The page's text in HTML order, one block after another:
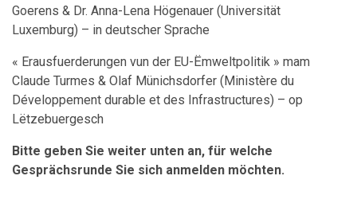
Goerens & Dr. Anna-Lena Högenauer (Universität
Luxemburg) – in deutscher Sprache
« Erausfuerderungen vun der EU-Ëmweltpolitik » mam
Claude Turmes & Olaf Münichsdorfer (Ministère du
Développement durable et des Infrastructures) – op
Lëtzebuergesch
Bitte geben Sie weiter unten an, für welche
Gesprächsrunde Sie sich anmelden möchten.